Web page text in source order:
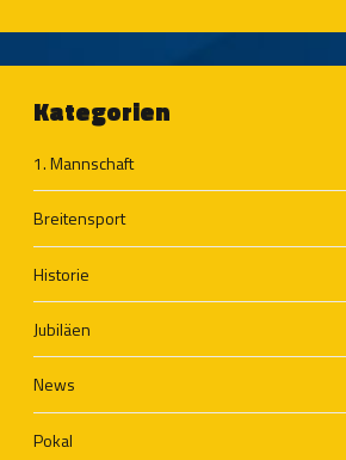
Kategorien
1. Mannschaft
Breitensport
Historie
Jubiläen
News
Pokal